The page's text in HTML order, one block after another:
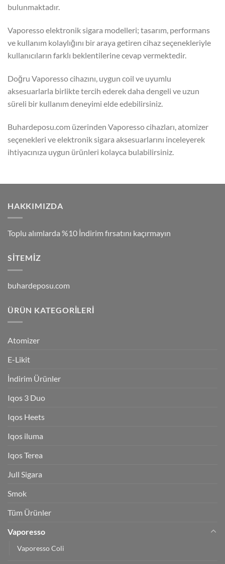
bulunmaktadır.
Vaporesso elektronik sigara modelleri; tasarım, performans
ve kullanım kolaylığını bir araya getiren cihaz seçenekleriyle
kullanıcıların farklı beklentilerine cevap vermektedir.
Doğru Vaporesso cihazını, uygun coil ve uyumlu
aksesuarlarla birlikte tercih ederek daha dengeli ve uzun
süreli bir kullanım deneyimi elde edebilirsiniz.
Buhardeposu.com üzerinden Vaporesso cihazları, atomizer
seçenekleri ve elektronik sigara aksesuarlarını inceleyerek
ihtiyacınıza uygun ürünleri kolayca bulabilirsiniz.
HAKKIMIZDA
Toplu alımlarda %10 İndirim fırsatını kaçırmayın
SITEMIZ
buhardeposu.com
ÜRÜN KATEGORILERI
Atomizer
E-Likit
İndirim Ürünler
Iqos 3 Duo
Iqos Heets
Iqos iluma
Iqos Terea
Jull Sigara
Smok
Tüm Ürünler
Vaporesso
Vaporesso Coli